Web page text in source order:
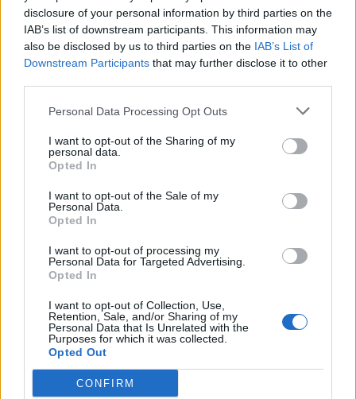
disclosure of your personal information by third parties on the
IAB’s list of downstream participants. This information may
also be disclosed by us to third parties on the IAB’s List of
Downstream Participants that may further disclose it to other
Personal Data Processing Opt Outs
I want to opt-out of the Sharing of my
personal data.
Opted In
I want to opt-out of the Sale of my
Personal Data.
Opted In
I want to opt-out of processing my
Personal Data for Targeted Advertising.
Opted In
I want to opt-out of Collection, Use,
Retention, Sale, and/or Sharing of my
Personal Data that Is Unrelated with the
Purposes for which it was collected.
Opted Out
CONFIRM
HOZZÁSZÓLOK A CIKKHEZ
Save my name, email, and website in this browser for the
next time I comment.
Notify me of follow-up comments by email.